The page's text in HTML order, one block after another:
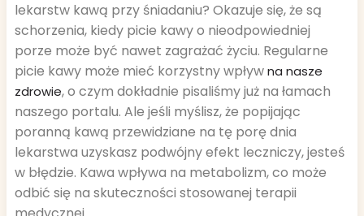
lekarstw kawą przy śniadaniu? Okazuje się, że są
schorzenia, kiedy picie kawy o nieodpowiedniej
porze może być nawet zagrażać życiu. Regularne
picie kawy może mieć korzystny wpływna nasze
zdrowie, o czym dokładnie pisaliśmy już na łamach
naszego portalu. Ale jeśli myślisz, że popijając
poranną kawą przewidziane na tę porę dnia
lekarstwa uzyskasz podwójny efekt leczniczy, jesteś
w błędzie. Kawa wpływa na metabolizm, co może
odbić się na skuteczności stosowanej terapii